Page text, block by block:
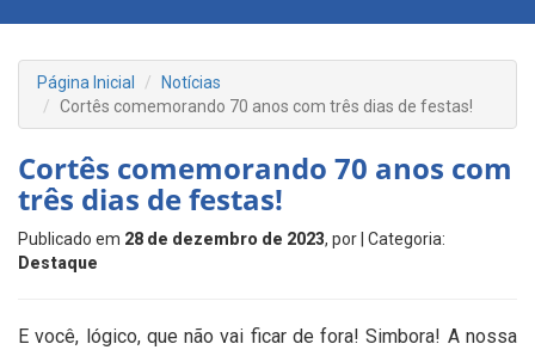
Página Inicial
Notícias
Cortês comemorando 70 anos com três dias de festas!
Cortês comemorando 70 anos com
três dias de festas!
Publicado em 28 de dezembro de 2023, por | Categoria:
Destaque
E você, lógico, que não vai ficar de fora! Simbora! A nossa